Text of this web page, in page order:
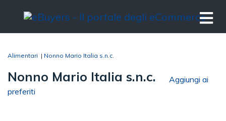
Alimentari | Nonno Mario Italia s.n.c.
Nonno Mario Italia s.n.c.
Aggiungi ai
preferiti